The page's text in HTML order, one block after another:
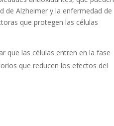
de Alzheimer y la enfermedad de
que protegen las células
que las células entren en la fase
que reducen los efectos del